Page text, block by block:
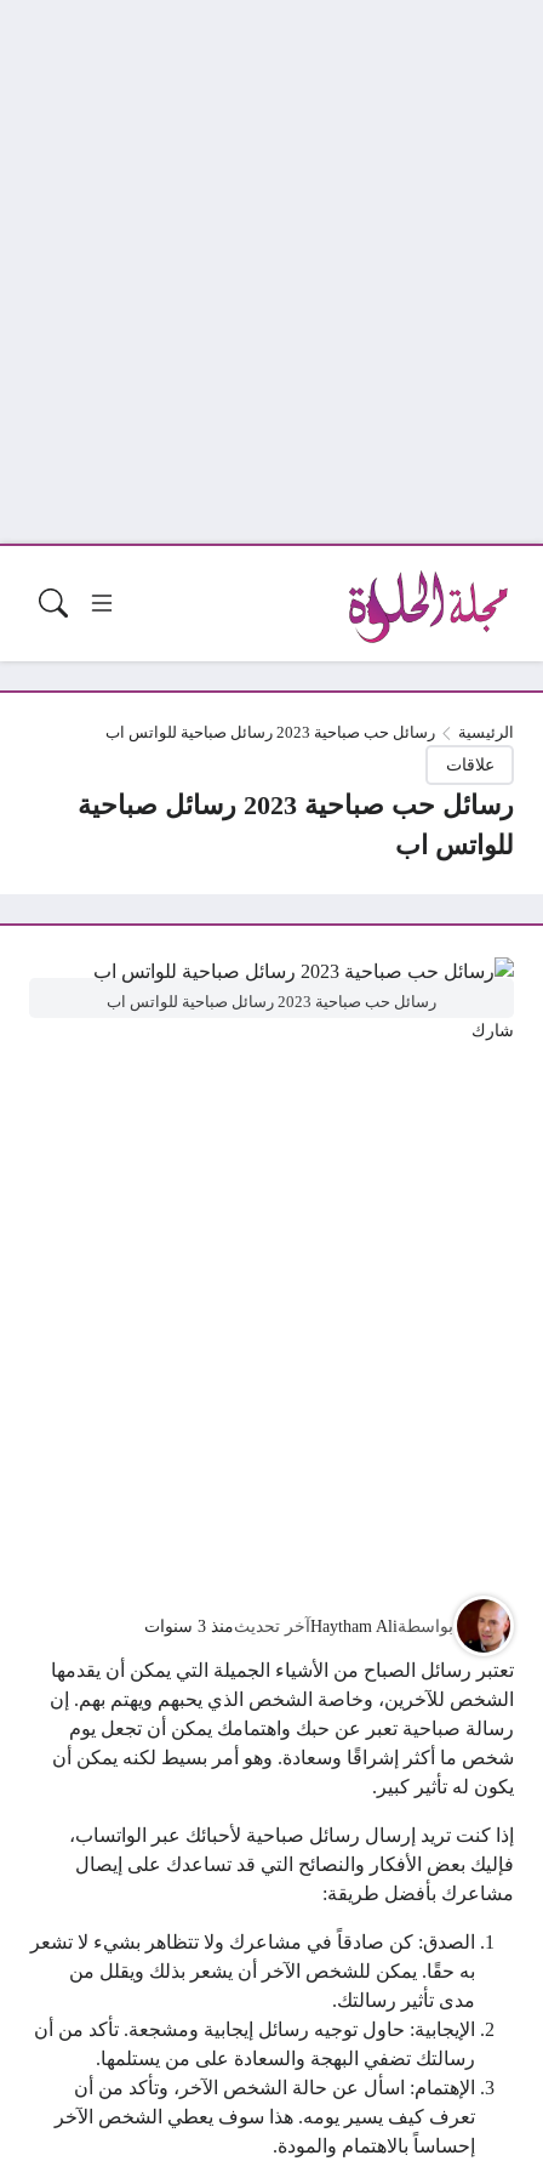
الرئيسية رسائل حب صباحية 2023 رسائل صباحية للواتس اب
علاقات
رسائل حب صباحية 2023 رسائل صباحية
للواتس اب
رسائل حب صباحية 2023 رسائل صباحية للواتس اب
شارك
بواسطةHaytham Aliآخر تحديثمنذ 3 سنوات
تعتبر رسائل الصباح من الأشياء الجميلة التي يمكن أن يقدمها
الشخص للآخرين، وخاصة الشخص الذي يحبهم ويهتم بهم. إن
رسالة صباحية تعبر عن حبك واهتمامك يمكن أن تجعل يوم
شخص ما أكثر إشراقًا وسعادة. وهو أمر بسيط لكنه يمكن أن
يكون له تأثير كبير.
إذا كنت تريد إرسال رسائل صباحية لأحبائك عبر الواتساب،
فإليك بعض الأفكار والنصائح التي قد تساعدك على إيصال
مشاعرك بأفضل طريقة:
الصدق: كن صادقاً في مشاعرك ولا تتظاهر بشيء لا تشعر
به حقًا. يمكن للشخص الآخر أن يشعر بذلك ويقلل من
مدى تأثير رسالتك.
الإيجابية: حاول توجيه رسائل إيجابية ومشجعة. تأكد من أن
رسالتك تضفي البهجة والسعادة على من يستلمها.
الإهتمام: اسأل عن حالة الشخص الآخر، وتأكد من أن
تعرف كيف يسير يومه. هذا سوف يعطي الشخص الآخر
إحساساً بالاهتمام والمودة.